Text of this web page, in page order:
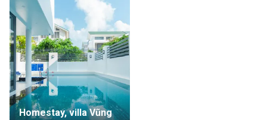
Homestay, villa Vũng